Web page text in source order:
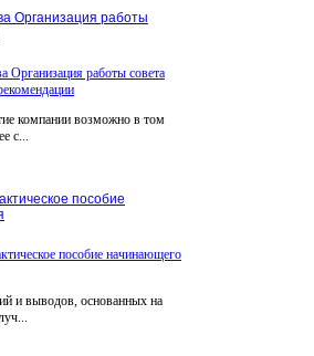
Организация работы
компании возможно в том
с...
пособие
и выводов, основанных на